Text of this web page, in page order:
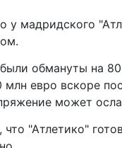
у мадридского
обмануты на
евро вскоре
может
"Атлетико"